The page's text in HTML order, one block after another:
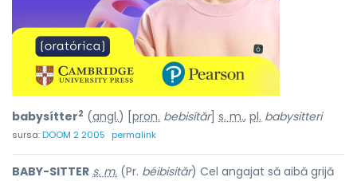
babysítter2 (angl.) [ pron. bebisítăr] s. m., pl. babysitteri
sursa:DOOM 2 2005 permalink
BABY-SITTER s. m. (Pr. béibisităr) Cel angajat să aibă grijă